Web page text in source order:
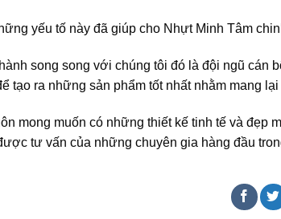
yếu tố này đã giúp cho Nhựt Minh Tâm
song song với chúng tôi đó là đội ngũ cán
tạo ra những sản phẩm tốt nhất nhằm mang
mong muốn có những thiết kế tinh tế và đẹp
tư vấn của những chuyên gia hàng đầu